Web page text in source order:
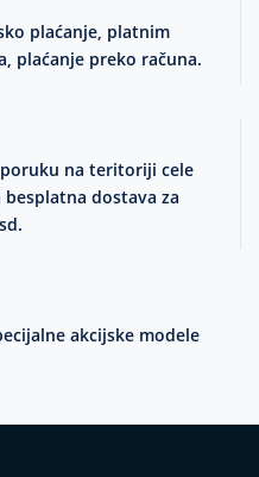
plaćanje, platnim
plaćanje preko računa.
na teritoriji cele
dostava za
akcijske modele